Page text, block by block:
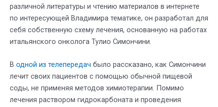
различной литературы и чтению материалов в интернете
по интересующей Владимира тематике, он разработал для
себя собственную схему лечения, основанную на работах
итальянского онколога Тулио Симончини.
В одной из телепередач было рассказано, как Симончини
лечит своих пациентов с помощью обычной пищевой
соды, не применяя методов химиотерапии. Помимо
лечения раствором гидрокарбоната и проведения